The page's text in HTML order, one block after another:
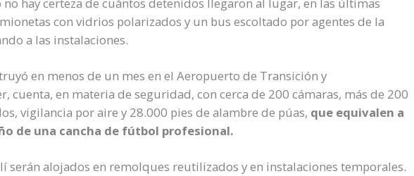
hay certeza de cuántos detenidos llegaron al lugar, en las últimas
con vidrios polarizados y un bus escoltado por agentes de la
a las instalaciones.
en menos de un mes en el Aeropuerto de Transición y
cuenta, en materia de seguridad, con cerca de 200 cámaras, más de 200
vigilancia por aire y 28.000 pies de alambre de púas, que equivalen a
de una cancha de fútbol profesional.
serán alojados en remolques reutilizados y en instalaciones temporales.